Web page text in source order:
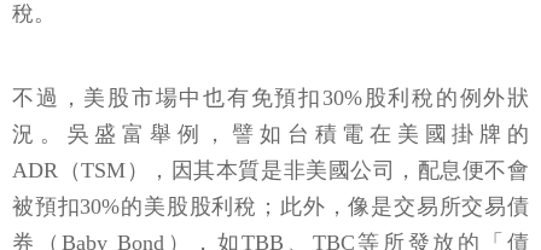
稅。
不過，美股市場中也有免預扣30%股利稅的例外狀
況。吳盛富舉例，譬如台積電在美國掛牌的
ADR（TSM），因其本質是非美國公司，配息便不會
被預扣30%的美股股利稅；此外，像是交易所交易債
券（Baby Bond），如TBB、TBC等所發放的「債